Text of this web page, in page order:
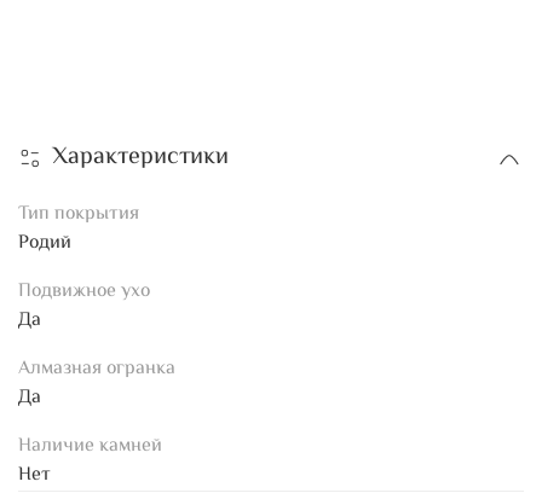
Характеристики
Тип покрытия
Родий
Подвижное ухо
Да
Алмазная огранка
Да
Наличие камней
Нет